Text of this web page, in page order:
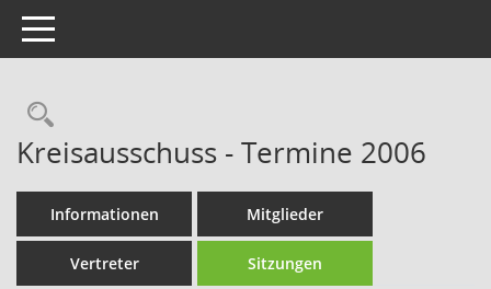
Toggle navigation
Rechercheauswahl
Kreisausschuss - Termine 2006
Informationen Mitglieder
Vertreter Sitzungen